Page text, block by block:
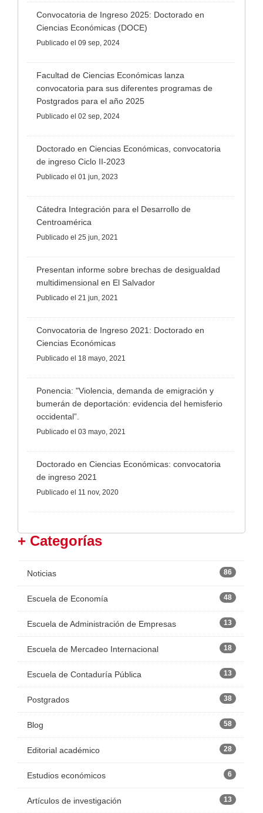
Convocatoria de Ingreso 2025: Doctorado en
Ciencias Económicas (DOCE)
Publicado el 09 sep, 2024
Facultad de Ciencias Económicas lanza
convocatoria para sus diferentes programas de
Postgrados para el año 2025
Publicado el 02 sep, 2024
Doctorado en Ciencias Económicas, convocatoria
de ingreso Ciclo II-2023
Publicado el 01 jun, 2023
Cátedra Integración para el Desarrollo de
Centroamérica
Publicado el 25 jun, 2021
Presentan informe sobre brechas de desigualdad
multidimensional en El Salvador
Publicado el 21 jun, 2021
Convocatoria de Ingreso 2021: Doctorado en
Ciencias Económicas
Publicado el 18 mayo, 2021
Ponencia: "Violencia, demanda de emigración y
bumerán de deportación: evidencia del hemisferio
occidental”.
Publicado el 03 mayo, 2021
Doctorado en Ciencias Económicas: convocatoria
de ingreso 2021
Publicado el 11 nov, 2020
+ Categorías
Noticias 86
Escuela de Economía 48
Escuela de Administración de Empresas 13
Escuela de Mercadeo Internacional 18
Escuela de Contaduría Pública 13
Postgrados 38
Blog 58
Editorial académico 28
Estudios económicos 6
Artículos de investigación 13